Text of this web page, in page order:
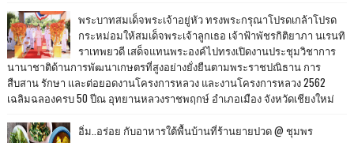
พระบาทสมเด็จพระเจ้าอยู่หัว ทรงพระกรุณาโปรดเกล้าโปรด
กระหม่อมให้สมเด็จพระเจ้าลูกเธอ เจ้าฟ้าพัชรกิติยาภา นเรนทิ
ราเทพยวดี เสด็จแทนพระองค์ไปทรงเปิดงานประชุมวิชาการ
นานาชาติด้านการพัฒนาเกษตรที่สูงอย่างยั่งยืนตามพระราชปณิธาน การ
สืบสาน รักษา และต่อยอดงานโครงการหลวง และงานโครงการหลวง 2562
เฉลิมฉลองครบ 50 ปีณ อุทยานหลวงราชพฤกษ์ อำเภอเมือง จังหวัดเชียงใหม่
อิ่ม..อร่อย กับอาหารใต้พื้นบ้านที่ร้านยายปวด @ ชุมพร